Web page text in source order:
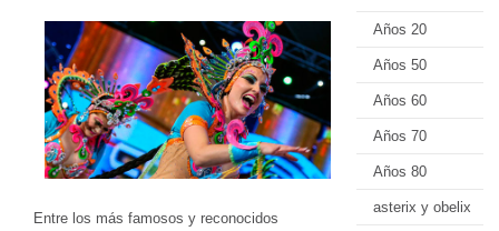
Entre los más famosos y reconocidos
Años 20
Años 50
Años 60
Años 70
Años 80
asterix y obelix